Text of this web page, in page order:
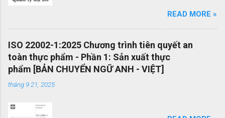
nghiệm có thể sử dụng hướng dẫn quản lý dự
án theo tiêu chuẩn này để cải thiện thành công
của dự án và đạt được kết quả kinh doanh. Các
lợi ích của ISO 21500 bao gồm: Khuyến khích
chuyển giao kiến ​​thức giữa các dự án và giữa
các tổ chức nhằm nâng cao chất lượng dự án
READ MORE »
ISO 22002-1:2025 Chương trình tiên quyết an
toàn thực phẩm - Phần 1: Sản xuất thực
phẩm [BẢN CHUYỂN NGỮ ANH - VIỆT]
tháng 9 21, 2025